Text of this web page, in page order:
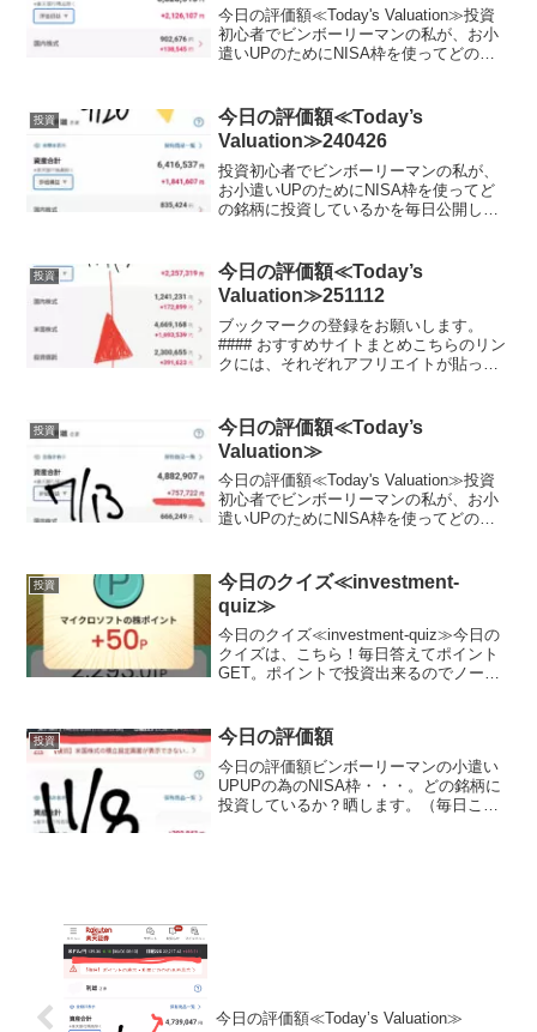
今日の評価額≪Today's Valuation≫投資
初心者でビンボーリーマンの私が、お小
遣いUPのためにNISA枠を使ってどの銘
えていれば、少なからず長期投資を始め
る...
投資
今日の評価額≪Today’s
Valuation≫240426
投資初心者でビンボーリーマンの私が、
お小遣いUPのためにNISA枠を使ってど
の銘柄に投資しているかを毎日公開して
始めることで同じように資産形成が可能
です。短期売買はおす...
投資
今日の評価額≪Today’s
Valuation≫251112
ブックマークの登録をお願いします。
#### おすすめサイトまとめこちらのリン
クには、それぞれアフリエイトが貼って
心者でビンボーリーマンの私が、お小遣
いUPのためにNIS...
投資
今日の評価額≪Today’s
Valuation≫
今日の評価額≪Today's Valuation≫投資
初心者でビンボーリーマンの私が、お小
遣いUPのためにNISA枠を使ってどの銘
きるだけ投資に回すようにしています。
終...
投資
今日のクイズ≪investment-
quiz≫
今日のクイズ≪investment-quiz≫今日の
クイズは、こちら！毎日答えてポイント
GET。ポイントで投資出来るのでノーリ
可能！Play to Earn型クイズ...
投資 今日の評価額
今日の評価額ビンボーリーマンの小遣い
UPUPの為のNISA枠・・・。どの銘柄に
投資しているか？晒します。（毎日ここ
今日の評価額≪Today’s Valuation≫